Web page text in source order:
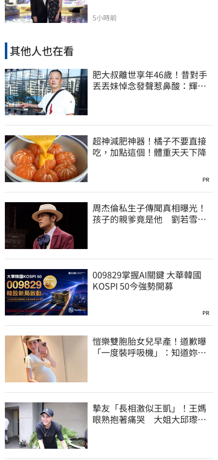
5小時前
其他人也在看
肥大叔離世享年46歲！昔對手
丟丟妹悼念發聲惹鼻酸：輝哥
超神減肥神器！橘子不要直接
吃，加點這個！體重天天下降
PR
周杰倫私生子傳聞真相曝光！
孩子的親爹竟是他 劉若雪閨
009829掌握AI關鍵 大華韓國
KOSPI 50今強勢開募
PR
愷樂雙胞胎女兒早產！道歉曝
「一度裝呼吸機」：知道妳們
摯友「長相激似王凱」！王媽
眼熟抱著痛哭 大姐大邱瓈寬